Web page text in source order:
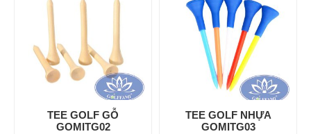
TEE GOLF GỖ
GOMITG02
TEE GOLF NHỰA
GOMITG03